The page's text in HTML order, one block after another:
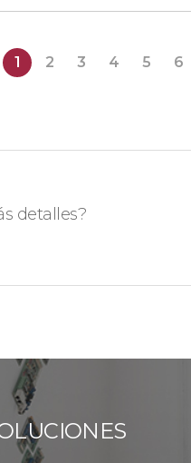
1 2 3 4 5 6
detalles?